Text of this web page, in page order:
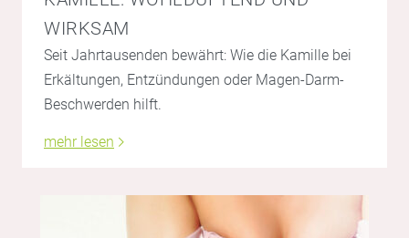
WIRKSAM
Seit Jahrtausenden bewährt: Wie die Kamille bei
Erkältungen, Entzündungen oder Magen-Darm-
Beschwerden hilft.
mehr lesen